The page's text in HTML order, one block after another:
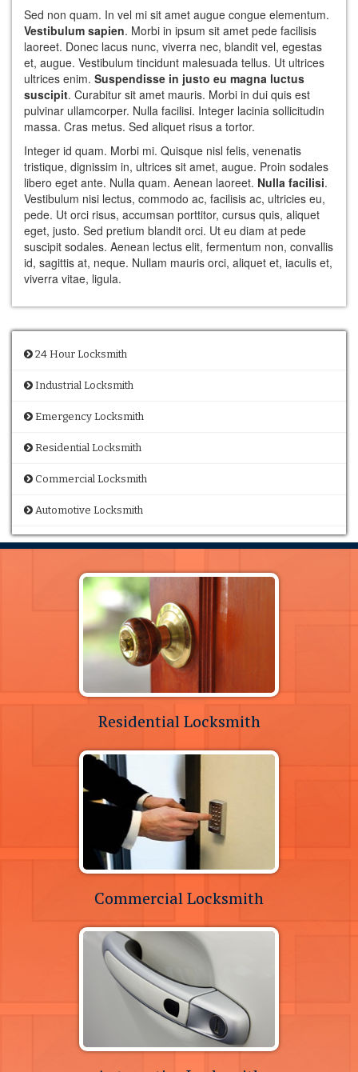
Sed non quam. In vel mi sit amet augue congue elementum.
Vestibulum sapien. Morbi in ipsum sit amet pede facilisis
laoreet. Donec lacus nunc, viverra nec, blandit vel, egestas
et, augue. Vestibulum tincidunt malesuada tellus. Ut ultrices
ultrices enim. Suspendisse in justo eu magna luctus
suscipit. Curabitur sit amet mauris. Morbi in dui quis est
pulvinar ullamcorper. Nulla facilisi. Integer lacinia sollicitudin
massa. Cras metus. Sed aliquet risus a tortor.
Integer id quam. Morbi mi. Quisque nisl felis, venenatis
tristique, dignissim in, ultrices sit amet, augue. Proin sodales
libero eget ante. Nulla quam. Aenean laoreet. Nulla facilisi.
Vestibulum nisi lectus, commodo ac, facilisis ac, ultricies eu,
pede. Ut orci risus, accumsan porttitor, cursus quis, aliquet
eget, justo. Sed pretium blandit orci. Ut eu diam at pede
suscipit sodales. Aenean lectus elit, fermentum non, convallis
id, sagittis at, neque. Nullam mauris orci, aliquet et, iaculis et,
viverra vitae, ligula.
24 Hour Locksmith
Industrial Locksmith
Emergency Locksmith
Residential Locksmith
Commercial Locksmith
Automotive Locksmith
Residential Locksmith
Commercial Locksmith